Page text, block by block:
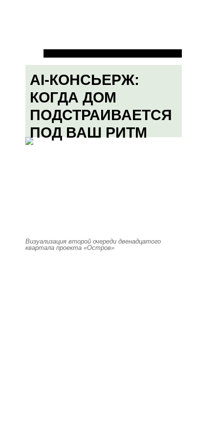
AI-КОНСЬЕРЖ:
КОГДА ДОМ
ПОДСТРАИВАЕТСЯ
ПОД ВАШ РИТМ
Визуализация второй очереди двенадцатого
квартала проекта «Остров»